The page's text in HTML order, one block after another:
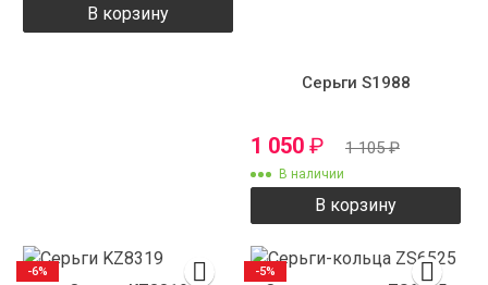
В корзину
Серьги S1988
1 050 ₽ 1 105₽
В наличии
В корзину
-6% -5%